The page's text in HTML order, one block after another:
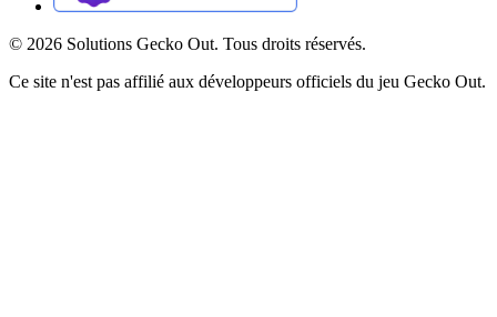
© 2026 Solutions Gecko Out. Tous droits réservés.
Ce site n'est pas affilié aux développeurs officiels du jeu Gecko Out.